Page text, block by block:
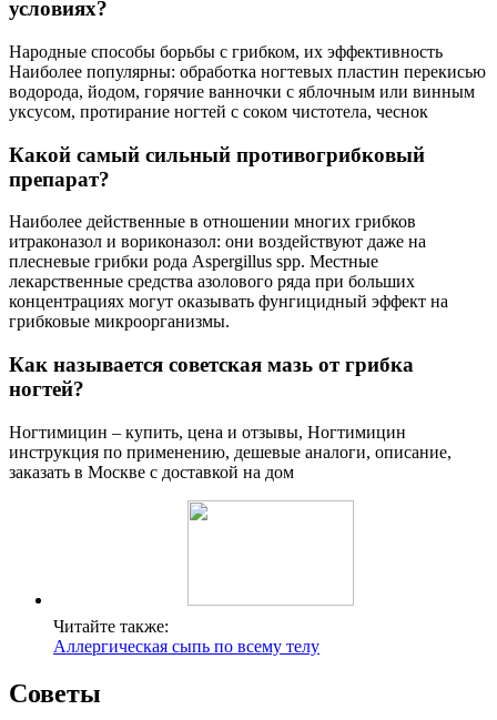
условиях?
Народные способы борьбы с грибком, их эффективность
Наиболее популярны: обработка ногтевых пластин перекисью
водорода, йодом, горячие ванночки с яблочным или винным
уксусом, протирание ногтей с соком чистотела, чеснок
Какой самый сильный противогрибковый
препарат?
Наиболее действенные в отношении многих грибков
итраконазол и вориконазол: они воздействуют даже на
плесневые грибки рода Aspergillus spp. Местные
лекарственные средства азолового ряда при больших
концентрациях могут оказывать фунгицидный эффект на
грибковые микроорганизмы.
Как называется советская мазь от грибка
ногтей?
Ногтимицин – купить, цена и отзывы, Ногтимицин
инструкция по применению, дешевые аналоги, описание,
заказать в Москве с доставкой на дом
Читайте также:
Аллергическая сыпь по всему телу
Советы